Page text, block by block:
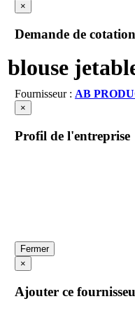
×
Demande de cotation
blouse
Fournisseur : AB
×
Profil de l'entreprise
Fermer
×
Ajouter ce